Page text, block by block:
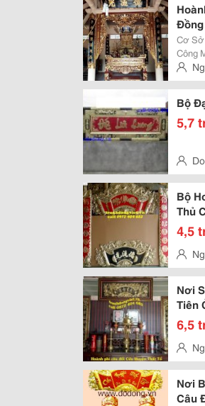
Đồng
Cơ Sở
Công
Hoài Đức - Hà Nội Tiếp
Nét
Hà
Bộ
5,7
Hồ
Bộ
Thủ
4,5
Nơi
Tiên
6,5
Nơi
Câu